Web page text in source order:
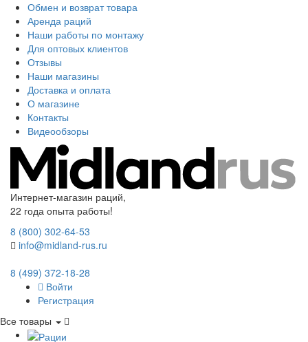
Обмен и возврат товара
Аренда раций
Наши работы по монтажу
Для оптовых клиентов
Отзывы
Наши магазины
Доставка и оплата
О магазине
Контакты
Видеообзоры
Интернет-магазин раций,
22 года опыта работы!
8 (800) 302-64-53
info@midland-rus.ru
8 (499) 372-18-28
Войти
Регистрация
Все товары